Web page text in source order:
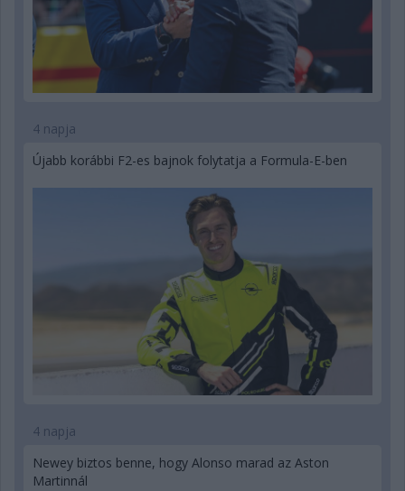
4 napja
Újabb korábbi F2-es bajnok folytatja a Formula-E-ben
4 napja
Newey biztos benne, hogy Alonso marad az Aston
Martinnál